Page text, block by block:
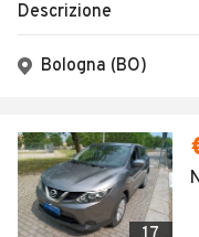
Descrizione
Bologna (BO)